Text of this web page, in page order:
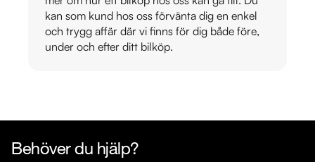
kan som kund hos oss förvänta dig en enkel
och trygg affär där vi finns för dig både före,
under och efter ditt bilköp.
Behöver du hjälp?